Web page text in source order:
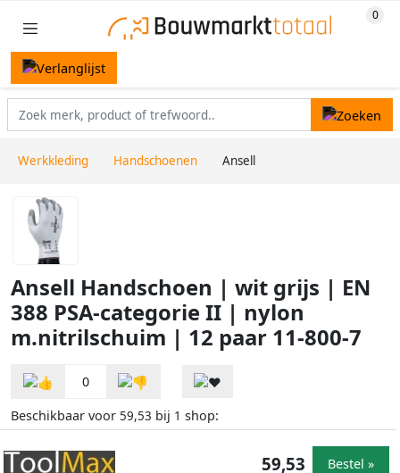
Werkkleding Handschoenen Ansell
Ansell Handschoen | wit grijs | EN
388 PSA-categorie II | nylon
m.nitrilschuim | 12 paar 11-800-7
0
Beschikbaar voor 59,53 bij 1 shop:
59,53 Bestel »